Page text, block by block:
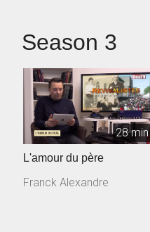
Season 3
28 min
L'amour du père
Franck Alexandre